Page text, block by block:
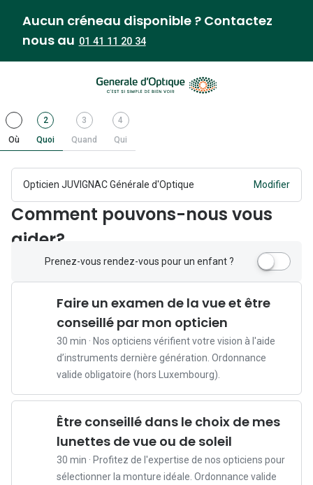
Aucun créneau disponible ? Contactez
nous au 01 41 11 20 34
Étape
1
Où
Terminer
2
Étape
2
Quoi
.
Actif
3Étape
3
Quand
4Étape
4
Qui
Opticien JUVIGNAC Générale d'Optique Modifier
Comment pouvons-nous vous
aider?
Prenez-vous rendez-vous pour un enfant ?
P
n
z
-
o
s
e
n
Faire un examen de la vue et être
conseillé par mon opticien
30 min · Nos opticiens vérifient votre vision à l'aide
d’instruments dernière génération. Ordonnance
valide obligatoire (hors Luxembourg).
Être conseillé dans le choix de mes
lunettes de vue ou de soleil
30 min · Profitez de l'expertise de nos opticiens pour
sélectionner la monture idéale. Ordonnance valide